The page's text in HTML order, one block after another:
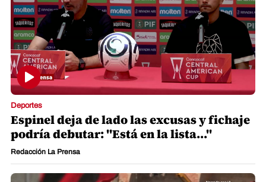
Deportes
Espinel deja de lado las excusas y fichaje
podría debutar: "Está en la lista..."
Redacción La Prensa